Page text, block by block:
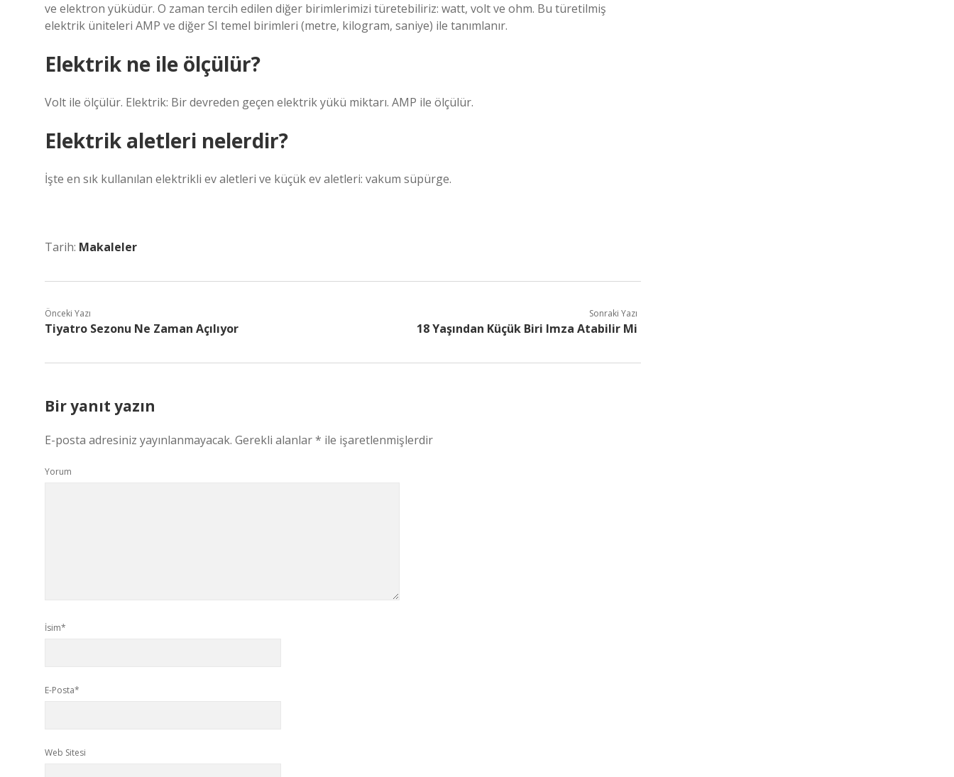
ve elektron yüküdür. O zaman tercih edilen diğer birimlerimizi türetebiliriz: watt, volt ve ohm. Bu türetilmiş
elektrik üniteleri AMP ve diğer SI temel birimleri (metre, kilogram, saniye) ile tanımlanır.
Elektrik ne ile ölçülür?
Volt ile ölçülür. Elektrik: Bir devreden geçen elektrik yükü miktarı. AMP ile ölçülür.
Elektrik aletleri nelerdir?
İşte en sık kullanılan elektrikli ev aletleri ve küçük ev aletleri: vakum süpürge.
Tarih: Makaleler
Önceki Yazı
Tiyatro Sezonu Ne Zaman Açılıyor
Sonraki Yazı
18 Yaşından Küçük Biri Imza Atabilir Mi
Bir yanıt yazın
E-posta adresiniz yayınlanmayacak. Gerekli alanlar* ile işaretlenmişlerdir
Yorum
İsim*
E-Posta*
Web Sitesi